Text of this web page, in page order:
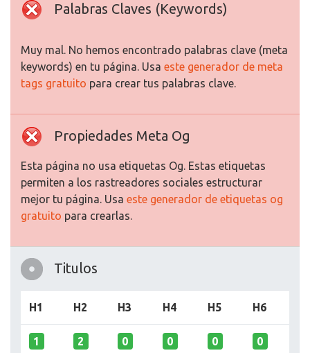
Palabras Claves (Keywords)
Muy mal. No hemos encontrado palabras clave (meta
keywords) en tu página. Usa este generador de meta
tags gratuito para crear tus palabras clave.
Propiedades Meta Og
Esta página no usa etiquetas Og. Estas etiquetas
permiten a los rastreadores sociales estructurar
mejor tu página. Usa este generador de etiquetas og
gratuito para crearlas.
Titulos
H1 H2 H3 H4 H5 H6
1 2 0 0 0 0